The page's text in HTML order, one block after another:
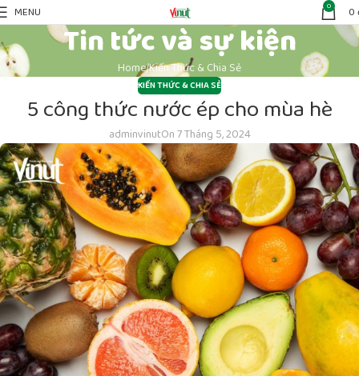
MENU 0 0
Tin tức và sự kiện
HomeKiến Thức & Chia Sẻ
KIẾN THỨC & CHIA SẺ
5 công thức nước ép cho mùa hè
adminvinutOn 7 Tháng 5, 2024